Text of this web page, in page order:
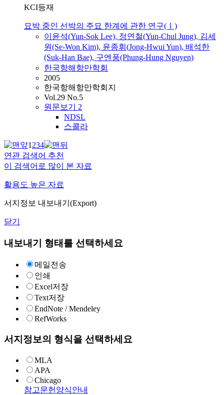
KCI등재
묘박 중인 선박의 주묘 한계에 관한 연구(Ⅰ)
이윤석(Yun-Sok Lee), 정연철(Yun-Chul Jung), 김세
원(Se-Won Kim), 윤종휘 (Jong-HwuiYun), 배석한
(Suk-Han Bae), 구엔풍(Phung-Hung Nguyen)
한국항해항만학회
2005
한국항해항만학회지
Vol.29 No.5
원문보기 2
NDSL
스콜라
1234
연관 검색어 추천
이 검색어로 많이 본 자료
활용도 높은 자료
서지정보 내보내기(Export)
닫기
내보내기 형태를 선택하세요
메일전송
인쇄
Excel저장
Text저장
EndNote / Mendeley
RefWorks
서지정보의 형식을 선택하세요
MLA
APA
Chicago
참고문헌양식안내